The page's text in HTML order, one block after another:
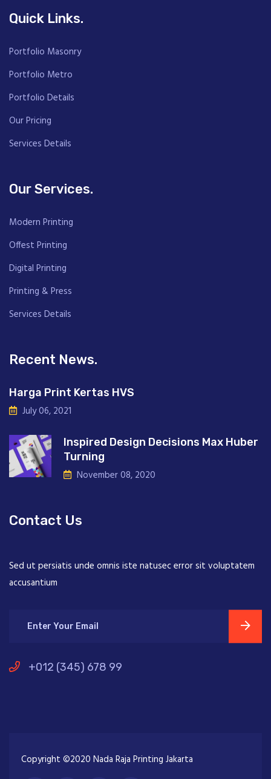
Quick Links.
Portfolio Masonry
Portfolio Metro
Portfolio Details
Our Pricing
Services Details
Our Services.
Modern Printing
Offest Printing
Digital Printing
Printing & Press
Services Details
Recent News.
Harga Print Kertas HVS
July 06, 2021
Inspired Design Decisions Max Huber
Turning
November 08, 2020
Contact Us
Sed ut persiatis unde omnis iste natusec error sit voluptatem
accusantium
+012 (345) 678 99
Copyright ©2020 Nada Raja Printing Jakarta